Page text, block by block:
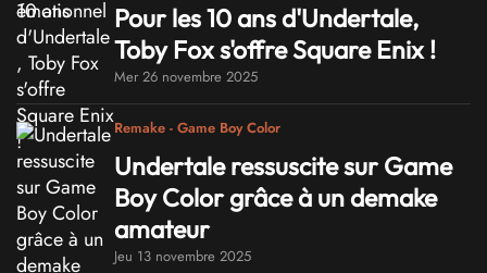
Pour les 10 ans d'Undertale,
Toby Fox s'offre Square Enix !
Mer 26 novembre 2025
Remake - Game Boy Color
Undertale ressuscite sur Game
Boy Color grâce à un demake
amateur
Jeu 13 novembre 2025